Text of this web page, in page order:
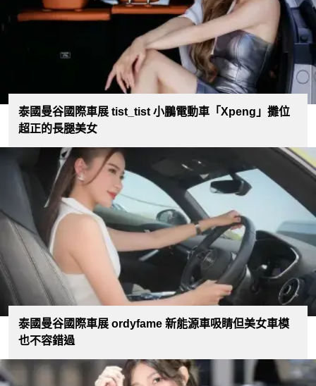
泰國曼谷國際車展 tist_tist 小鵬電動車「Xpeng」攤位
超正的長腿美女
泰國曼谷國際車展 ordyfame 新能源車吸睛但美女車模
也不容錯過